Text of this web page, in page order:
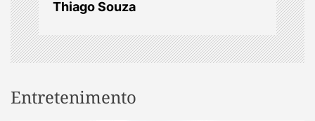
o
n
Thiago Souza
Entretenimento